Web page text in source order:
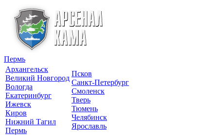
Пермь
Архангельск
Великий Новгород
Вологда
Екатеринбург
Ижевск
Киров
Нижний Тагил
Пермь
Псков
Санкт-Петербург
Смоленск
Тверь
Тюмень
Челябинск
Ярославль